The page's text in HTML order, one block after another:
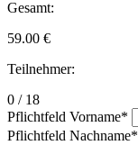
Gesamt:
59.00 €
Teilnehmer:
0 / 18
Pflichtfeld Vorname*
Pflichtfeld Nachname*